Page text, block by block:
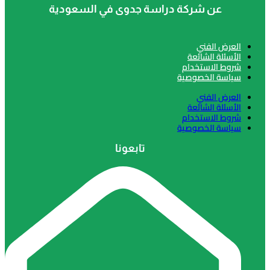
عن شركة دراسة جدوى في السعودية
الفني
الشائعة
الاستخدام
الخصوصية
الفني
الشائعة
الاستخدام
الخصوصية